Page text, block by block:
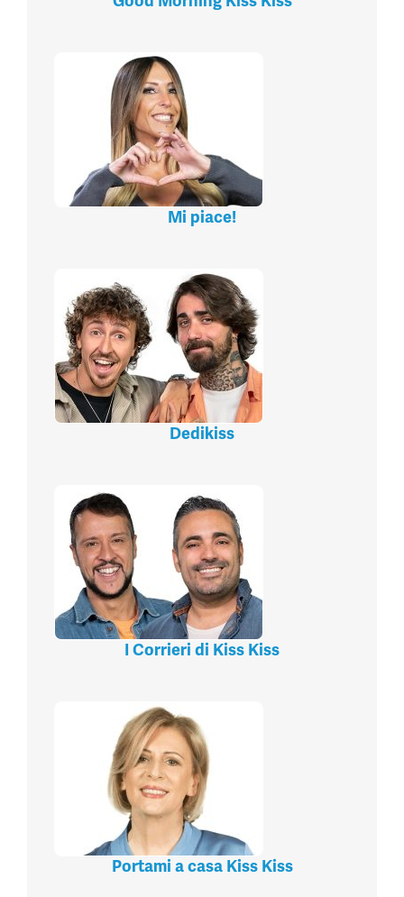
Mi piace!
Dedikiss
I Corrieri di Kiss Kiss
Portami a casa Kiss Kiss